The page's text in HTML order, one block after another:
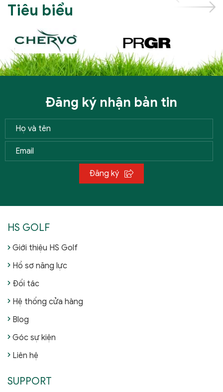
Tiêu biểu
Đăng ký nhận bản tin
Đăng ký
HS GOLF
Giới thiệu HS Golf
Hồ sơ năng lực
Đối tác
Hệ thống cửa hàng
Blog
Góc sự kiện
Liên hệ
SUPPORT